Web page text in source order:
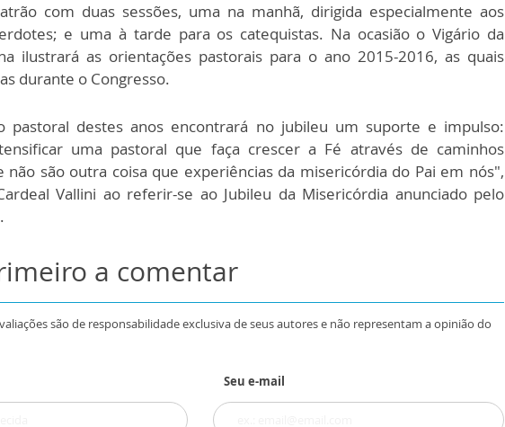
com duas sessões, uma na manhã, dirigida especialmente aos
e uma à tarde para os catequistas. Na ocasião o Vigário da
ilustrará as orientações pastorais para o ano 2015-2016, as quais
durante o Congresso.
pastoral destes anos encontrará no jubileu um suporte e impulso:
uma pastoral que faça crescer a Fé através de caminhos
não são outra coisa que experiências da misericórdia do Pai em nós",
Vallini ao referir-se ao Jubileu da Misericórdia anunciado pelo
a comentar
são de responsabilidade exclusiva de seus autores e não representam a opinião do
Seu e-mail